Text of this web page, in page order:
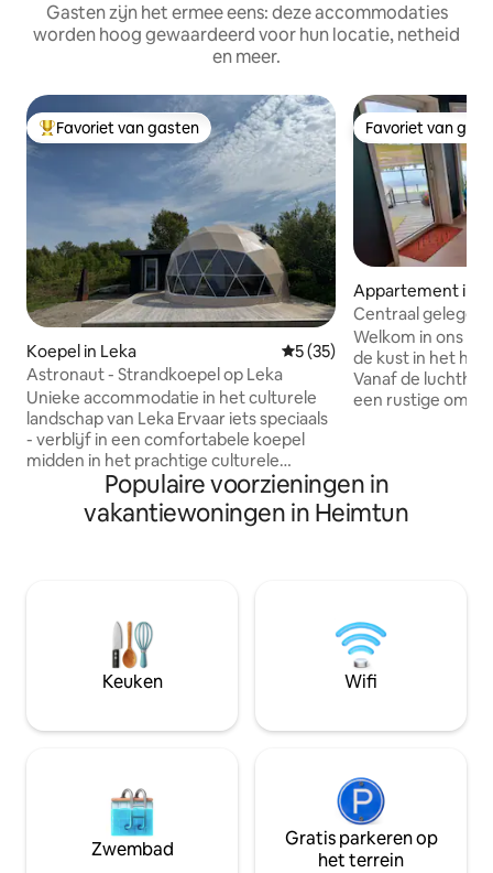
Gasten zijn het ermee eens: deze accommodaties
worden hoog gewaardeerd voor hun locatie, netheid
en meer.
Topfavoriet van gasten
Favoriet van gasten
Koepel in Leka Gemiddelde beoordeling
5 (35)
Astronaut - Strandkoepel op Leka
Unieke accommodatie in het culturele
landschap van Leka Ervaar iets speciaals
- verblijf in een comfortabele koepel
midden in het prachtige culturele
landschap van Leka. Een perfecte plek
voor stellen, natuurliefhebbers en
iedereen die op zoek is naar rust en
eiland staat bekend om zijn
kenmerkende landschap en rijke
geschiedenis – perfect voor een
ontdekkingsreis. Welkom in een
- midden in de natuur, midden in het
Favoriet van
Favoriet van
Appartement in
Centraal gelegen
Brønnøysund,
Welkom in ons
de kust in het
Vanaf de
een rustige
balkon heb je
zee en de ingang
Hurtigruten kunt
dansen. Verwarmingsdeken maakt het
mogelijk om het
zitten.
Populaire voorzieningen in
vakantiewoningen in Heimtun
Keuken Wifi
Zwembad
Gratis parkeren op
het terrein